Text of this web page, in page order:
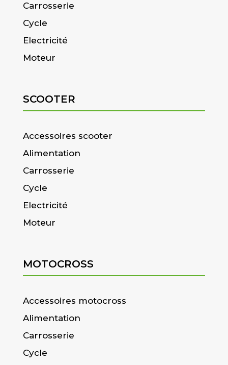
Carrosserie
Cycle
Electricité
Moteur
SCOOTER
Accessoires scooter
Alimentation
Carrosserie
Cycle
Electricité
Moteur
MOTOCROSS
Accessoires motocross
Alimentation
Carrosserie
Cycle